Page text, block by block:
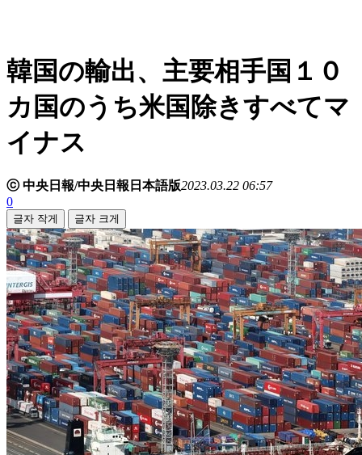
韓国の輸出、主要相手国１０
カ国のうち米国除きすべてマ
イナス
ⓒ 中央日報/中央日報日本語版2023.03.22 06:57
0
글자 작게 글자 크게